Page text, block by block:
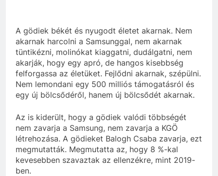
A gödiek békét és nyugodt életet akarnak. Nem
akarnak harcolni a Samsunggal, nem akarnak
tüntikézni, molinókat kiaggatni, dudálgatni, nem
akarják, hogy egy apró, de hangos kisebbség
felforgassa az életüket. Fejlődni akarnak, szépülni.
Nem lemondani egy 500 milliós támogatásról és
egy új bölcsődéről, hanem új bölcsődét akarnak.
Az is kiderült, hogy a gödiek valódi többségét
nem zavarja a Samsung, nem zavarja a KGÖ
létrehozása. A gödieket Balogh Csaba zavarja, ezt
megmutatták. Megmutatta az, hogy 8 %-kal
kevesebben szavaztak az ellenzékre, mint 2019-
ben.